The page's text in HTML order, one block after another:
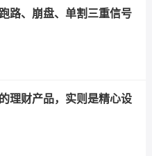
路、崩盘、单割三重信号
理财产品，实则是精心设